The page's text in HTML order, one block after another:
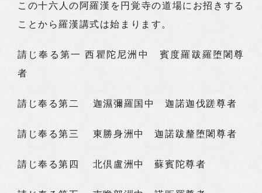
この十六人の阿羅漢を円覚寺の道場にお招きする
ことから羅漢講式は始まります。
請じ奉る第一 西瞿陀尼洲中 賓度羅跋羅堕闍尊
者
請じ奉る第二 迦濕彌羅国中 迦諾迦伐蹉尊者
請じ奉る第三 東勝身洲中 迦諾跋釐堕闍尊者
請じ奉る第四 北倶盧洲中 蘇賓陀尊者